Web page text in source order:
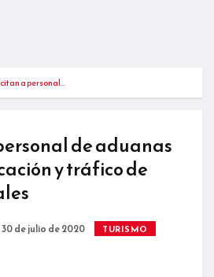
a personal…
de aduanas
y tráfico de
30 de julio de 2020 TURISMO